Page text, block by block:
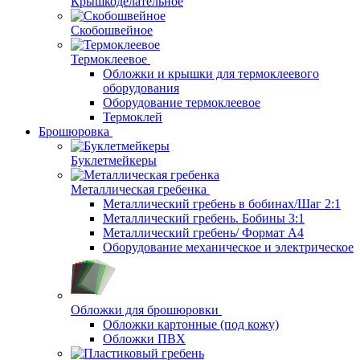
Скобошвейное
Термоклеевое
Обложки и крышки для термоклеевого
оборудования
Оборудование термоклеевое
Термоклей
Брошюровка
Буклетмейкеры
Металлическая гребенка
Металлический гребень в бобинах/Шаг 2:1
Металлический гребень. Бобины 3:1
Металлический гребень/ Формат А4
Оборудование механическое и электрическое
Обложки для брошюровки
Обложки картонные (под кожу)
Обложки ПВХ